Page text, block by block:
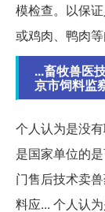
模检查。以保
或鸡肉、鸭肉等
...畜牧兽医
京市饲料监
个人认为是没
是国家单位的
门售后技术卖
料应... 个人认